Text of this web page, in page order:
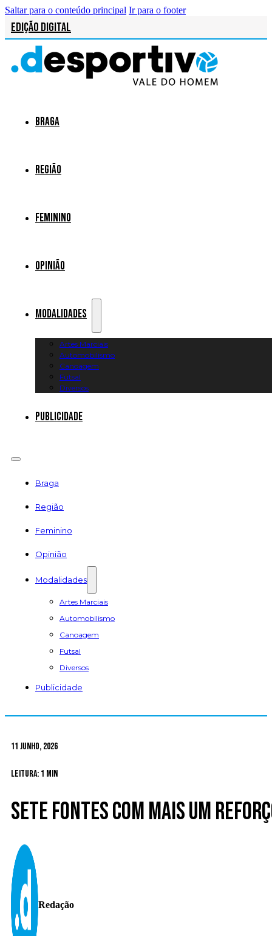
Saltar para o conteúdo principal Ir para o footer
Edição Digital
Braga
Região
Feminino
Opinião
Modalidades
Artes Marciais
Automobilismo
Canoagem
Futsal
Diversos
Publicidade
Braga
Região
Feminino
Opinião
Modalidades
Artes Marciais
Automobilismo
Canoagem
Futsal
Diversos
Publicidade
11 Junho, 2026
Leitura: 1 min
Sete Fontes com mais um
Redação